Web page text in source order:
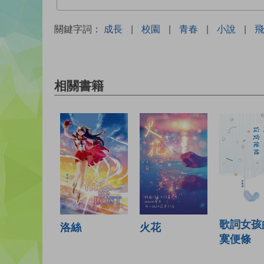
關鍵字詞： 成長 | 校園 | 青春 | 小說 |
相關書籍
洛絲 火花
歌詞女孩
寞便條